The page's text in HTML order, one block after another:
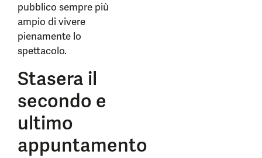
pubblico sempre più
ampio di vivere
pienamente lo
spettacolo.
Stasera il
secondo e
ultimo
appuntamento